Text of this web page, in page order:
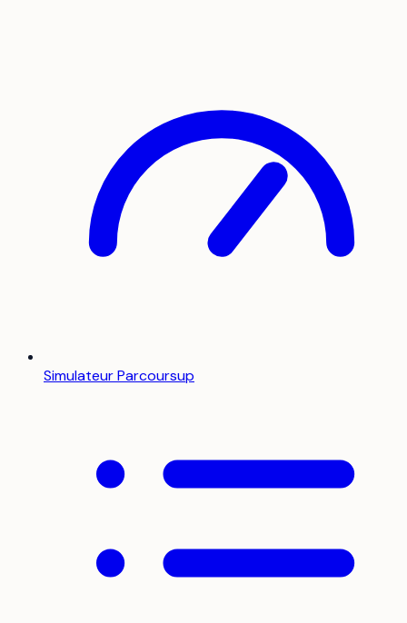
Simulateur Parcoursup